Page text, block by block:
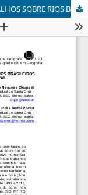
APORTES TEÓRICO-FILOSÓFICOS DE TRABALHOS SOBRE RIOS BRASILEIROS NA ABORDAGEM DA GEOGRAFIA HUMANISTA CULTURAL